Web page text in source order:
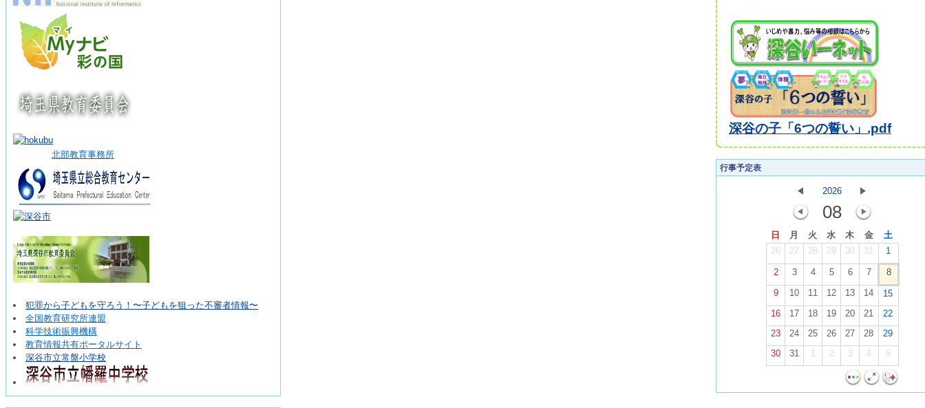
北部教育事務所
犯罪から子どもを守ろう！〜子どもを狙った不審者情報〜
全国教育研究所連盟
科学技術振興機構
教育情報共有ポータルサイト
深谷市立常盤小学校
深谷の子「6つの誓い」.pdf
行事予定表
2026
08
日 月 火 水 木 金
土
26
27 28 29 30 31 1
2 3 4 5 6 7
8
9
10 11 12 13 14
15
16
17 18 19 20 21
22
23
24 25 26 27 28
29
30
31 1 2 3 4 5